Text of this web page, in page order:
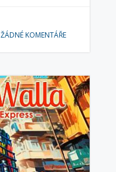
ŽÁDNÉ KOMENTÁŘE